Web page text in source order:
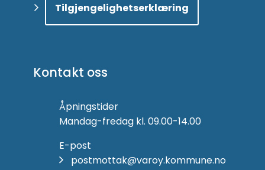
Tilgjengelighetserklæring
Kontakt oss
Åpningstider
Mandag-fredag kl. 09.00-14.00
E-post
postmottak@varoy.kommune.no